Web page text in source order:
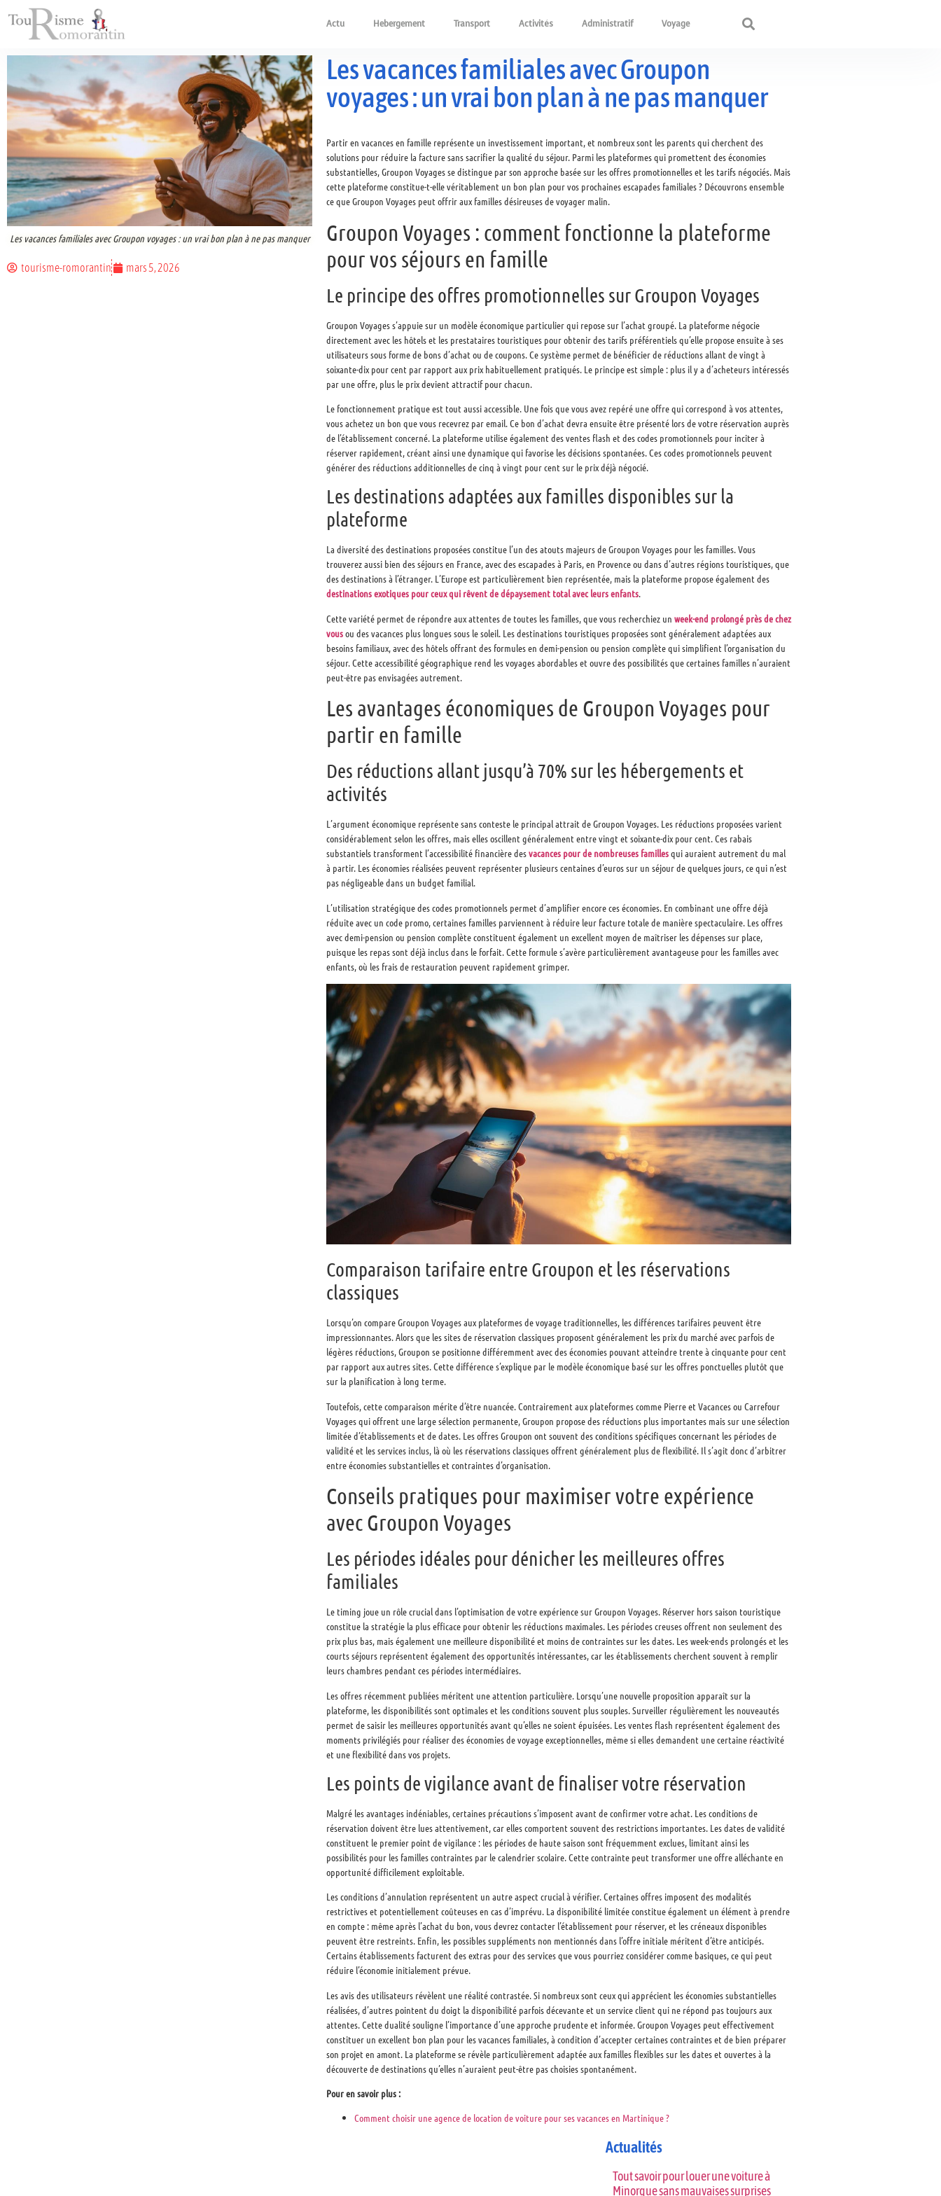
Actu Hebergement Transport Activités Administratif Voyage
Les vacances familiales avec Groupon voyages : un vrai bon plan à ne pas manquer
tourisme-romorantin mars 5, 2026
Les vacances familiales avec Groupon
voyages : un vrai bon plan à ne pas manquer
Partir en vacances en famille représente un investissement important, et nombreux sont les parents qui cherchent des
solutions pour réduire la facture sans sacrifier la qualité du séjour. Parmi les plateformes qui promettent des économies
substantielles, Groupon Voyages se distingue par son approche basée sur les offres promotionnelles et les tarifs négociés. Mais
cette plateforme constitue-t-elle véritablement un bon plan pour vos prochaines escapades familiales ? Découvrons ensemble
ce que Groupon Voyages peut offrir aux familles désireuses de voyager malin.
Groupon Voyages : comment fonctionne la plateforme
pour vos séjours en famille
Le principe des offres promotionnelles sur Groupon Voyages
Groupon Voyages s’appuie sur un modèle économique particulier qui repose sur l’achat groupé. La plateforme négocie
directement avec les hôtels et les prestataires touristiques pour obtenir des tarifs préférentiels qu’elle propose ensuite à ses
utilisateurs sous forme de bons d’achat ou de coupons. Ce système permet de bénéficier de réductions allant de vingt à
soixante-dix pour cent par rapport aux prix habituellement pratiqués. Le principe est simple : plus il y a d’acheteurs intéressés
par une offre, plus le prix devient attractif pour chacun.
Le fonctionnement pratique est tout aussi accessible. Une fois que vous avez repéré une offre qui correspond à vos attentes,
vous achetez un bon que vous recevrez par email. Ce bon d’achat devra ensuite être présenté lors de votre réservation auprès
de l’établissement concerné. La plateforme utilise également des ventes flash et des codes promotionnels pour inciter à
réserver rapidement, créant ainsi une dynamique qui favorise les décisions spontanées. Ces codes promotionnels peuvent
générer des réductions additionnelles de cinq à vingt pour cent sur le prix déjà négocié.
Les destinations adaptées aux familles disponibles sur la
plateforme
La diversité des destinations proposées constitue l’un des atouts majeurs de Groupon Voyages pour les familles. Vous
trouverez aussi bien des séjours en France, avec des escapades à Paris, en Provence ou dans d’autres régions touristiques, que
des destinations à l’étranger. L’Europe est particulièrement bien représentée, mais la plateforme propose également des
destinations exotiques pour ceux qui rêvent de dépaysement total avec leurs enfants.
Cette variété permet de répondre aux attentes de toutes les familles, que vous recherchiez un week-end prolongé près de chez
vousou des vacances plus longues sous le soleil. Les destinations touristiques proposées sont généralement adaptées aux
besoins familiaux, avec des hôtels offrant des formules en demi-pension ou pension complète qui simplifient l’organisation du
séjour. Cette accessibilité géographique rend les voyages abordables et ouvre des possibilités que certaines familles n’auraient
peut-être pas envisagées autrement.
Les avantages économiques de Groupon Voyages pour
partir en famille
Des réductions allant jusqu’à 70% sur les hébergements et
activités
L’argument économique représente sans conteste le principal attrait de Groupon Voyages. Les réductions proposées varient
considérablement selon les offres, mais elles oscillent généralement entre vingt et soixante-dix pour cent. Ces rabais
substantiels transforment l’accessibilité financière desvacances pour de nombreuses famillesqui auraient autrement du mal
à partir. Les économies réalisées peuvent représenter plusieurs centaines d’euros sur un séjour de quelques jours, ce qui n’est
pas négligeable dans un budget familial.
L’utilisation stratégique des codes promotionnels permet d’amplifier encore ces économies. En combinant une offre déjà
réduite avec un code promo, certaines familles parviennent à réduire leur facture totale de manière spectaculaire. Les offres
avec demi-pension ou pension complète constituent également un excellent moyen de maîtriser les dépenses sur place,
puisque les repas sont déjà inclus dans le forfait. Cette formule s’avère particulièrement avantageuse pour les familles avec
enfants, où les frais de restauration peuvent rapidement grimper.
Comparaison tarifaire entre Groupon et les réservations
classiques
Lorsqu’on compare Groupon Voyages aux plateformes de voyage traditionnelles, les différences tarifaires peuvent être
impressionnantes. Alors que les sites de réservation classiques proposent généralement les prix du marché avec parfois de
légères réductions, Groupon se positionne différemment avec des économies pouvant atteindre trente à cinquante pour cent
par rapport aux autres sites. Cette différence s’explique par le modèle économique basé sur les offres ponctuelles plutôt que
sur la planification à long terme.
Toutefois, cette comparaison mérite d’être nuancée. Contrairement aux plateformes comme Pierre et Vacances ou Carrefour
Voyages qui offrent une large sélection permanente, Groupon propose des réductions plus importantes mais sur une sélection
limitée d’établissements et de dates. Les offres Groupon ont souvent des conditions spécifiques concernant les périodes de
validité et les services inclus, là où les réservations classiques offrent généralement plus de flexibilité. Il s’agit donc d’arbitrer
entre économies substantielles et contraintes d’organisation.
Conseils pratiques pour maximiser votre expérience
avec Groupon Voyages
Les périodes idéales pour dénicher les meilleures offres
familiales
Le timing joue un rôle crucial dans l’optimisation de votre expérience sur Groupon Voyages. Réserver hors saison touristique
constitue la stratégie la plus efficace pour obtenir les réductions maximales. Les périodes creuses offrent non seulement des
prix plus bas, mais également une meilleure disponibilité et moins de contraintes sur les dates. Les week-ends prolongés et les
courts séjours représentent également des opportunités intéressantes, car les établissements cherchent souvent à remplir
leurs chambres pendant ces périodes intermédiaires.
Les offres récemment publiées méritent une attention particulière. Lorsqu’une nouvelle proposition apparaît sur la
plateforme, les disponibilités sont optimales et les conditions souvent plus souples. Surveiller régulièrement les nouveautés
permet de saisir les meilleures opportunités avant qu’elles ne soient épuisées. Les ventes flash représentent également des
moments privilégiés pour réaliser des économies de voyage exceptionnelles, même si elles demandent une certaine réactivité
et une flexibilité dans vos projets.
Les points de vigilance avant de finaliser votre réservation
Malgré les avantages indéniables, certaines précautions s’imposent avant de confirmer votre achat. Les conditions de
réservation doivent être lues attentivement, car elles comportent souvent des restrictions importantes. Les dates de validité
constituent le premier point de vigilance : les périodes de haute saison sont fréquemment exclues, limitant ainsi les
possibilités pour les familles contraintes par le calendrier scolaire. Cette contrainte peut transformer une offre alléchante en
opportunité difficilement exploitable.
Les conditions d’annulation représentent un autre aspect crucial à vérifier. Certaines offres imposent des modalités
restrictives et potentiellement coûteuses en cas d’imprévu. La disponibilité limitée constitue également un élément à prendre
en compte : même après l’achat du bon, vous devrez contacter l’établissement pour réserver, et les créneaux disponibles
peuvent être restreints. Enfin, les possibles suppléments non mentionnés dans l’offre initiale méritent d’être anticipés.
Certains établissements facturent des extras pour des services que vous pourriez considérer comme basiques, ce qui peut
réduire l’économie initialement prévue.
Les avis des utilisateurs révèlent une réalité contrastée. Si nombreux sont ceux qui apprécient les économies substantielles
réalisées, d’autres pointent du doigt la disponibilité parfois décevante et un service client qui ne répond pas toujours aux
attentes. Cette dualité souligne l’importance d’une approche prudente et informée. Groupon Voyages peut effectivement
constituer un excellent bon plan pour les vacances familiales, à condition d’accepter certaines contraintes et de bien préparer
son projet en amont. La plateforme se révèle particulièrement adaptée aux familles flexibles sur les dates et ouvertes à la
découverte de destinations qu’elles n’auraient peut-être pas choisies spontanément.
Pour en savoir plus :
Comment choisir une agence de location de voiture pour ses vacances en Martinique ?
Actualités
Tout savoir pour louer une voiture à
Minorque sans mauvaises surprises